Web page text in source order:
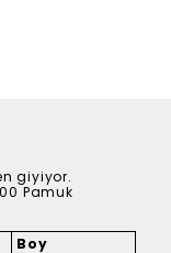
giyiyor.
Pamuk
Boy